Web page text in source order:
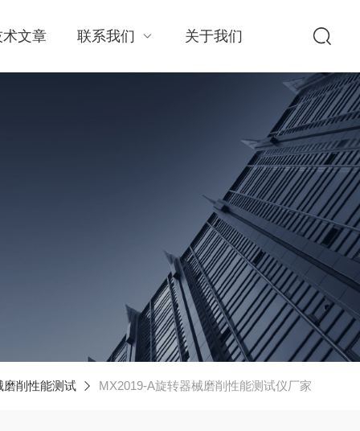
术文章 联系我们 关于我们
磨削性能测试 MX2019-A旋转器械磨削性能测试仪厂家